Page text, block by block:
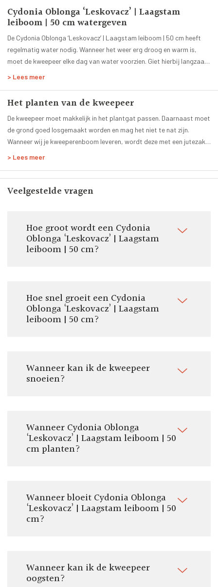
Groen
Groenblijvend:
Nee
Planttijd:
Het hele jaar
Hoogte volgroeide boom:
Leeftijd:
Zoet
Ja
Geleverde stamhoogte:
Door ons geleverde potmaat:
220 cm
Om te koken:
Stamomtrek:
Cydonia Oblonga ‘Leskovacz’ | Laagstam
leiboom | 50 cm watergeven
De Cydonia Oblonga ‘Leskovacz’ | Laagstam leiboom | 50 cm heeft
regelmatig water nodig. Wanneer het weer erg droog en warm is,
moet de kweepeer elke dag van water voorzien. Giet hierbij langzaam
> Lees meer
Het planten van de kweepeer
De kweepeer moet makkelijk in het plantgat passen. Daarnaast moet
de grond goed losgemaakt worden en mag het niet te nat zijn.
Wanneer wij je kweeperenboom leveren, wordt deze met een jutezak
> Lees meer
Veelgestelde vragen
Hoe groot wordt een Cydonia
Oblonga ‘Leskovacz’ | Laagstam
leiboom | 50 cm?
Hoe snel groeit een Cydonia
Oblonga ‘Leskovacz’ | Laagstam
leiboom | 50 cm?
Wanneer kan ik de kweepeer
snoeien?
Wanneer Cydonia Oblonga
‘Leskovacz’ | Laagstam leiboom | 50
cm planten?
Wanneer bloeit Cydonia Oblonga
‘Leskovacz’ | Laagstam leiboom | 50
cm?
Wanneer kan ik de kweepeer
oogsten?